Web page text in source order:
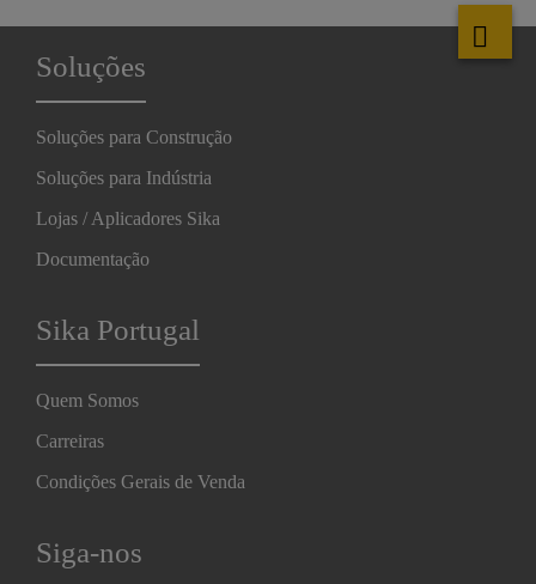
Soluções
Soluções para Construção
Soluções para Indústria
Lojas / Aplicadores Sika
Documentação
Sika Portugal
Quem Somos
Carreiras
Condições Gerais de Venda
Siga-nos